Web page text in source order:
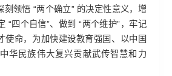
刻领悟 “两个确立” 的决定性意义，增
“四个自信”、做到 “两个维护”，牢记
使命，为加快建设教育强国、以中国
华民族伟大复兴贡献武传智慧和力